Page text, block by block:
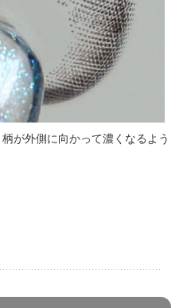
が外側に向かって濃くなるよう